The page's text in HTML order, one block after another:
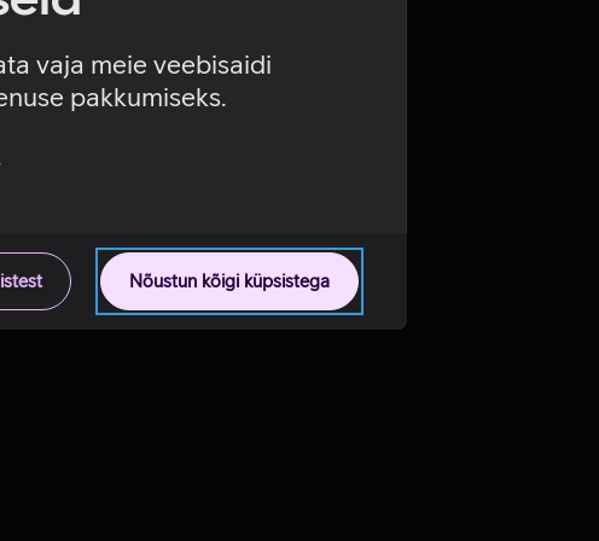
vaja meie veebisaidi
pakkumiseks.
Nõustun kõigi küpsistega